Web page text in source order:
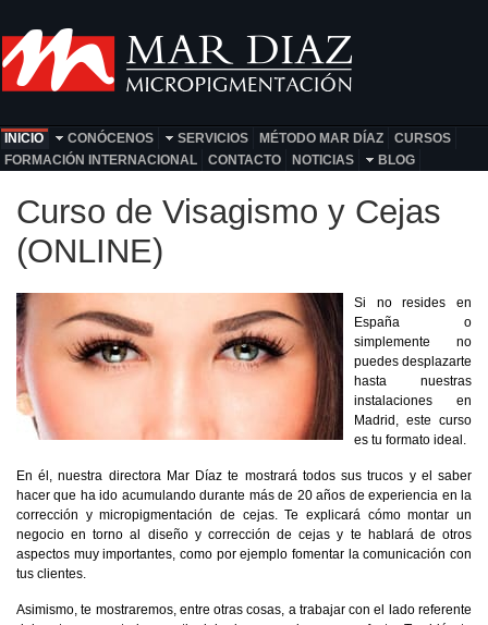
INICIO CONÓCENOS SERVICIOS MÉTODO MAR DÍAZ
CURSOS
FORMACIÓN INTERNACIONAL
CONTACTO NOTICIAS BLOG
Curso de Visagismo y Cejas
(ONLINE)
Si no resides en
España o
simplemente no
puedes desplazarte
hasta nuestras
instalaciones en
Madrid, este curso
es tu formato ideal.
En él, nuestra directora Mar Díaz te mostrará todos sus trucos y el saber
hacer que ha ido acumulando durante más de 20 años de experiencia en la
corrección y micropigmentación de cejas. Te explicará cómo montar un
negocio en torno al diseño y corrección de cejas y te hablará de otros
aspectos muy importantes, como por ejemplo fomentar la comunicación con
tus clientes.
Asimismo, te mostraremos, entre otras cosas, a trabajar con el lado referente